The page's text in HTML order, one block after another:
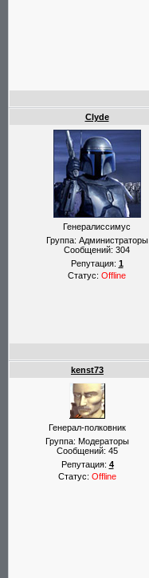
Clyde
Генералиссимус
Группа: Администраторы
Сообщений: 304
Репутация: 1
Статус: Offline
kenst73
Генерал-полковник
Группа: Модераторы
Сообщений: 45
Репутация: 4
Статус: Offline